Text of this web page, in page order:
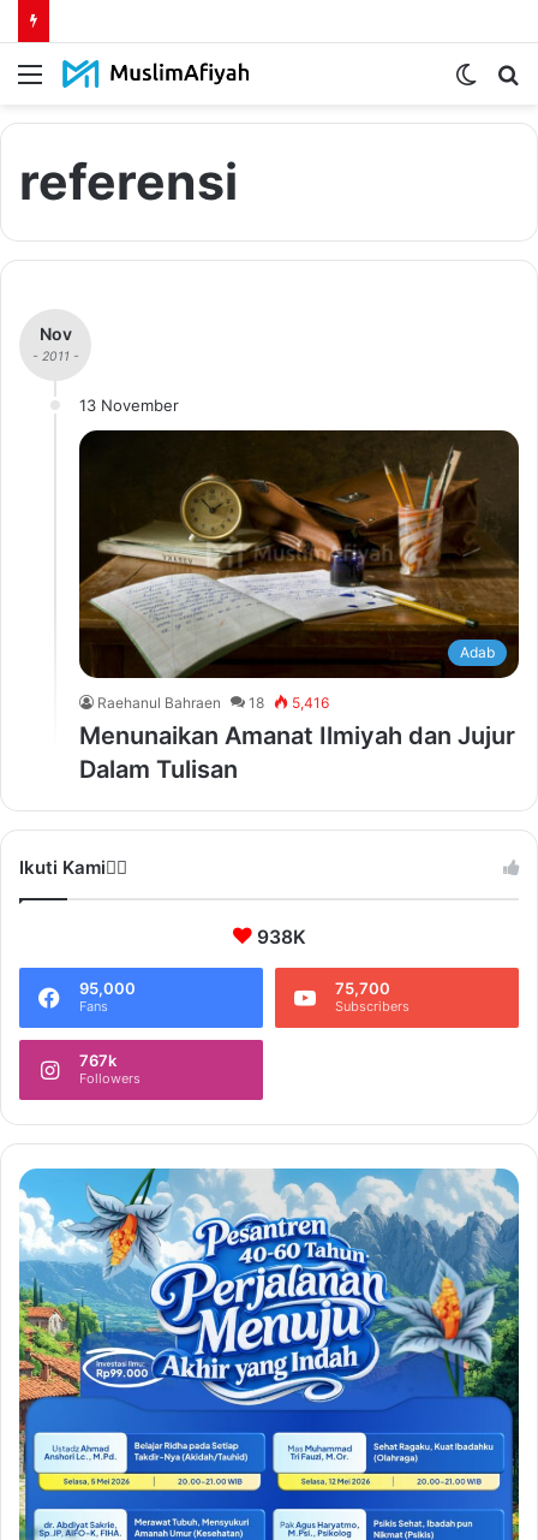
Menu
Switch
referensi
Nov
- 2011 -
13 November
Adab
Raehanul Bahraen 18 5,416
Menunaikan Amanat Ilmiyah dan Jujur
Dalam Tulisan
Ikuti Kami❤️‍🔥
938K
95,000
Fans
75,700
Subscribers
767k
Followers